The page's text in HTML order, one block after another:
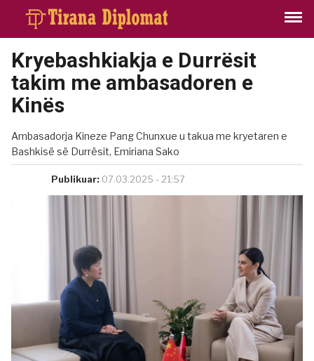
Kryebashkiakja e Durrësit
takim me ambasadoren e
Kinës
Ambasadorja Kineze Pang Chunxue u takua me kryetaren e
Bashkisë së Durrësit, Emiriana Sako
Publikuar: 07.03.2025 - 21:57